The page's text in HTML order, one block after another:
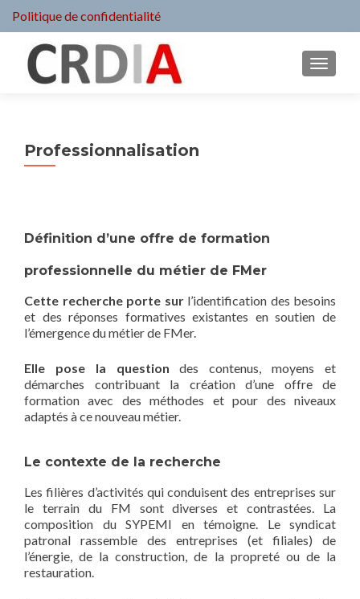
Politique de confidentialité
MENU
Professionnalisation
Définition d’une offre de formation
professionnelle du métier de FMer
Cette recherche porte surl’identification des besoins
et des réponses formatives existantes en soutien de
l’émergence du métier de FMer.
Elle pose la questiondes contenus, moyens et
démarches contribuant la création d’une offre de
formation avec des méthodes et pour des niveaux
adaptés à ce nouveau métier.
Le contexte de la recherche
Les filières d’activités qui conduisent des entreprises sur
le terrain du FM sont diverses et contrastées. La
composition du SYPEMI en témoigne. Le syndicat
patronal rassemble des entreprises (et filiales) de
l’énergie, de la construction, de la propreté ou de la
restauration.